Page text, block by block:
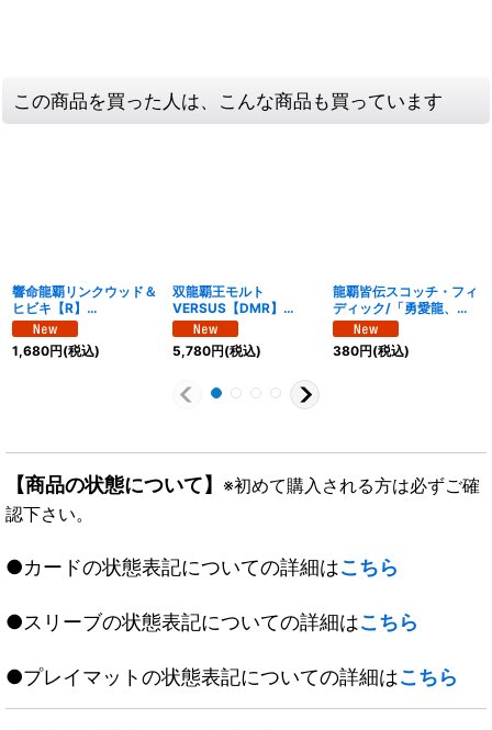
この商品を買った人は、こんな商品も買っています
響命龍覇リンクウッド＆
ヒビキ【R】
{25BD3SP7/SP8}
《多》
1,680円(税込)
双龍覇王モルト
VERSUS【DMR】
{25BD3SP1/SP8}
《多》
5,780円(税込)
龍覇皆伝スコッチ・フィ
ディック/「勇愛龍、こ
れぞ爆流の神髄なり」
【VR】
{25BD3SP5/SP8}《自
380円(税込)
【商品の状態について】 ※初めて購入される方は必ずご確
認下さい。
●カードの状態表記についての詳細はこちら
●スリーブの状態表記についての詳細はこちら
●プレイマットの状態表記についての詳細はこちら